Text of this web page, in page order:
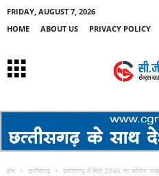
FRIDAY, AUGUST 7, 2026
HOME
ABOUT US PRIVACY POLICY
होम छत्तीसगढ़ छत्तीसगढ़ में मिले 2046 नए कोरोना